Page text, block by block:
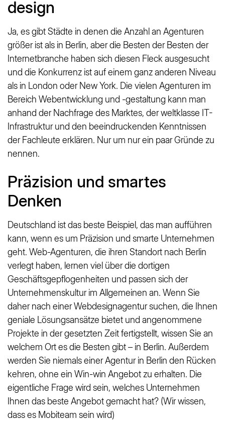
design
Ja, es gibt Städte in denen die Anzahl an Agenturen
größer ist als in Berlin, aber die Besten der Besten der
Internetbranche haben sich diesen Fleck ausgesucht
und die Konkurrenz ist auf einem ganz anderen Niveau
als in London oder New York. Die vielen Agenturen im
Bereich Webentwicklung und -gestaltung kann man
anhand der Nachfrage des Marktes, der weltklasse IT-
Infrastruktur und den beeindruckenden Kenntnissen
der Fachleute erklären. Nur um nur ein paar Gründe zu
nennen.
Präzision und smartes
Denken
Deutschland ist das beste Beispiel, das man aufführen
kann, wenn es um Präzision und smarte Unternehmen
geht. Web-Agenturen, die ihren Standort nach Berlin
verlegt haben, lernen viel über die dortigen
Geschäftsgepflogenheiten und passen sich der
Unternehmenskultur im Allgemeinen an. Wenn Sie
daher nach einer Webdesignagentur suchen, die Ihnen
geniale Lösungsansätze bietet und angenommene
Projekte in der gesetzten Zeit fertigstellt, wissen Sie an
welchem Ort es die Besten gibt – in Berlin. Außerdem
werden Sie niemals einer Agentur in Berlin den Rücken
kehren, ohne ein Win-win Angebot zu erhalten. Die
eigentliche Frage wird sein, welches Unternehmen
Ihnen das beste Angebot gemacht hat? (Wir wissen,
dass es Mobiteam sein wird)